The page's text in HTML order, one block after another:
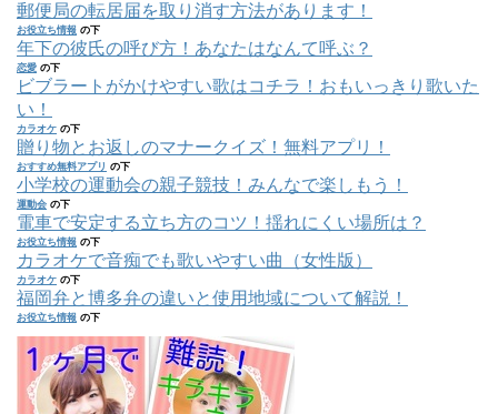
郵便局の転居届を取り消す方法があります！
お役立ち情報 の下
年下の彼氏の呼び方！あなたはなんて呼ぶ？
恋愛 の下
ビブラートがかけやすい歌はコチラ！おもいっきり歌いた
い！
カラオケ の下
贈り物とお返しのマナークイズ！無料アプリ！
おすすめ無料アプリ の下
小学校の運動会の親子競技！みんなで楽しもう！
運動会 の下
電車で安定する立ち方のコツ！揺れにくい場所は？
お役立ち情報 の下
カラオケで音痴でも歌いやすい曲（女性版）
カラオケ の下
福岡弁と博多弁の違いと使用地域について解説！
お役立ち情報 の下